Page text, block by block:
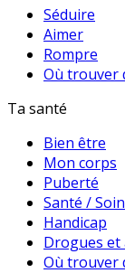
Séduire
Aimer
Rompre
Où trouver
Ta santé
Bien être
Mon corps
Puberté
Santé /
Handicap
Drogues et
Où trouver